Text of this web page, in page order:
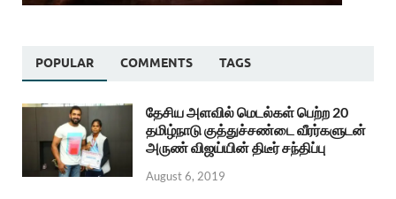
POPULAR COMMENTS TAGS
தேசிய அளவில் மெடல்கள் பெற்ற 20
தமிழ்நாடு குத்துச்சண்டை வீரர்களுடன்
அருண் விஜய்யின் திடீர் சந்திப்பு
August 6, 2019